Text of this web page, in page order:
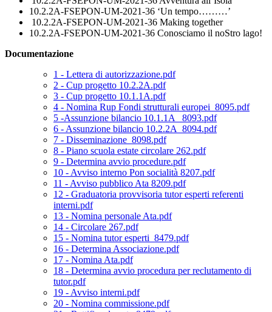
10.2.2A-FSEPON-UM-2021-36 ‘Un tempo………’
10.2.2A-FSEPON-UM-2021-36 Making together
10.2.2A-FSEPON-UM-2021-36 Conosciamo il noStro lago!
Documentazione
1 - Lettera di autorizzazione.pdf
2 - Cup progetto 10.2.2A.pdf
3 - Cup progetto 10.1.1A.pdf
4 - Nomina Rup Fondi strutturali europei_8095.pdf
5 -Assunzione bilancio 10.1.1A _8093.pdf
6 - Assunzione bilancio 10.2.2A_8094.pdf
7 - Disseminazione_8098.pdf
8 - Piano scuola estate circolare 262.pdf
9 - Determina avvio procedure.pdf
10 - Avviso interno Pon socialità 8207.pdf
11 - Avviso pubblico Ata 8209.pdf
12 - Graduatoria provvisoria tutor esperti referenti
interni.pdf
13 - Nomina personale Ata.pdf
14 - Circolare 267.pdf
15 - Nomina tutor esperti_8479.pdf
16 - Determina Associazione.pdf
17 - Nomina Ata.pdf
18 - Determina avvio procedura per reclutamento di
tutor.pdf
19 - Avviso interni.pdf
20 - Nomina commissione.pdf